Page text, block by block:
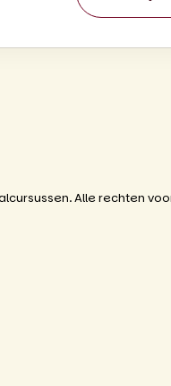
Alle rechten